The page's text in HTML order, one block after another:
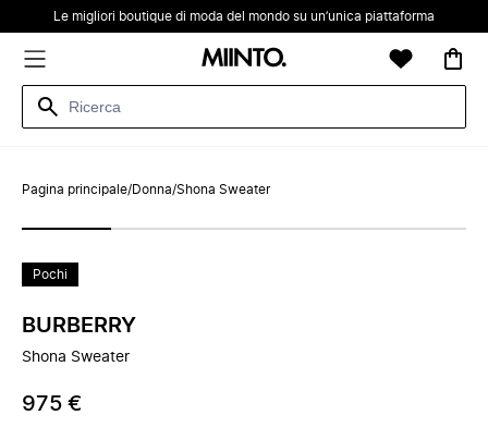
Le migliori boutique di moda del mondo su un’unica piattaforma
Pagina principale/Donna/Shona Sweater
Pochi
BURBERRY
Shona Sweater
975 €